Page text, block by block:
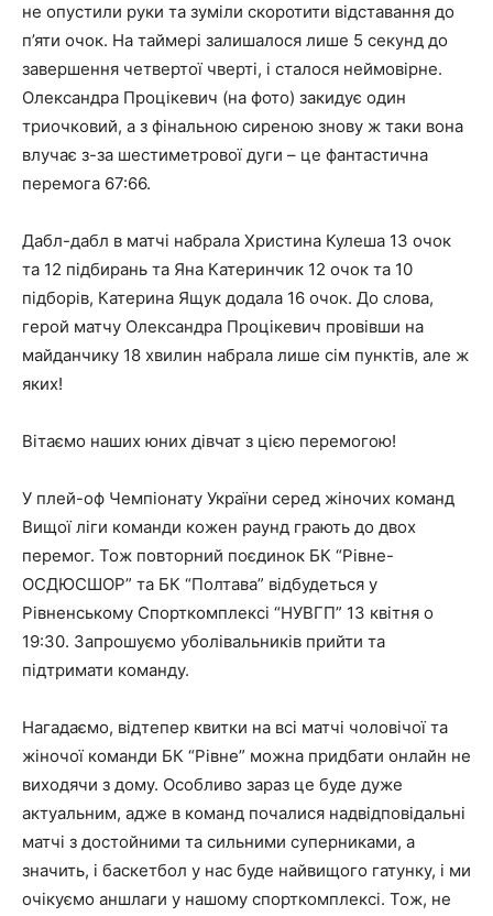
не опустили руки та зуміли скоротити відставання до
п’яти очок. На таймері залишалося лише 5 секунд до
завершення четвертої чверті, і сталося неймовірне.
Олександра Процікевич (на фото) закидує один
триочковий, а з фінальною сиреною знову ж таки вона
влучає з-за шестиметрової дуги – це фантастична
перемога 67:66.
Дабл-дабл в матчі набрала Христина Кулеша 13 очок
та 12 підбирань та Яна Катеринчик 12 очок та 10
підборів, Катерина Ящук додала 16 очок. До слова,
герой матчу Олександра Процікевич провівши на
майданчику 18 хвилин набрала лише сім пунктів, але ж
яких!
Вітаємо наших юних дівчат з цією перемогою!
У плей-оф Чемпіонату України серед жіночих команд
Вищої ліги команди кожен раунд грають до двох
перемог. Тож повторний поєдинок БК “Рівне-
ОСДЮСШОР” та БК “Полтава” відбудеться у
Рівненському Спорткомплексі “НУВГП” 13 квітня о
19:30. Запрошуємо уболівальників прийти та
підтримати команду.
Нагадаємо, відтепер квитки на всі матчі чоловічої та
жіночої команди БК “Рівне” можна придбати онлайн не
виходячи з дому. Особливо зараз це буде дуже
актуальним, адже в команд почалися надвідповідальні
матчі з достойними та сильними суперниками, а
значить, і баскетбол у нас буде найвищого гатунку, і ми
очікуємо аншлаги у нашому спорткомплексі. Тож, не